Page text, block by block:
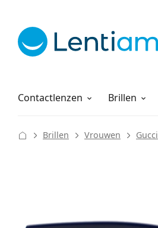
Contactlenzen
Lenzenvloeistoffen Brillen
Hoe bestellen
Brillen Vrouwen Gucci